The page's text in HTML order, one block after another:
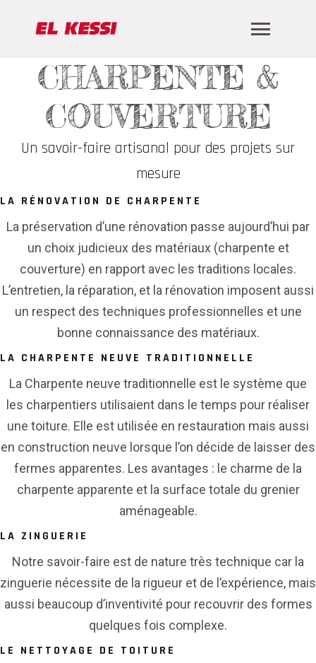
CHARPENTE &
COUVERTURE
Un savoir-faire artisanal pour des projets sur
mesure
LA RÉNOVATION DE CHARPENTE
La préservation d’une rénovation passe aujourd’hui par
un choix judicieux des matériaux (charpente et
couverture) en rapport avec les traditions locales.
L’entretien, la réparation, et la rénovation imposent aussi
un respect des techniques professionnelles et une
bonne connaissance des matériaux.
LA CHARPENTE NEUVE TRADITIONNELLE
La Charpente neuve traditionnelle est le système que
les charpentiers utilisaient dans le temps pour réaliser
une toiture. Elle est utilisée en restauration mais aussi
en construction neuve lorsque l’on décide de laisser des
fermes apparentes. Les avantages : le charme de la
charpente apparente et la surface totale du grenier
aménageable.
LA ZINGUERIE
Notre savoir-faire est de nature très technique car la
zinguerie nécessite de la rigueur et de l’expérience, mais
aussi beaucoup d’inventivité pour recouvrir des formes
quelques fois complexe.
LE NETTOYAGE DE TOITURE